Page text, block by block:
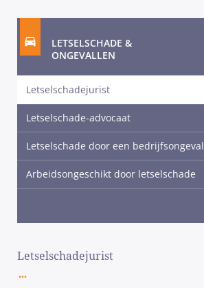
LETSELSCHADE &
ONGEVALLEN
Letselschadejurist
Letselschade-advocaat
Letselschade door een bedrijfsongeval
Arbeidsongeschikt door letselschade
Letselschadejurist